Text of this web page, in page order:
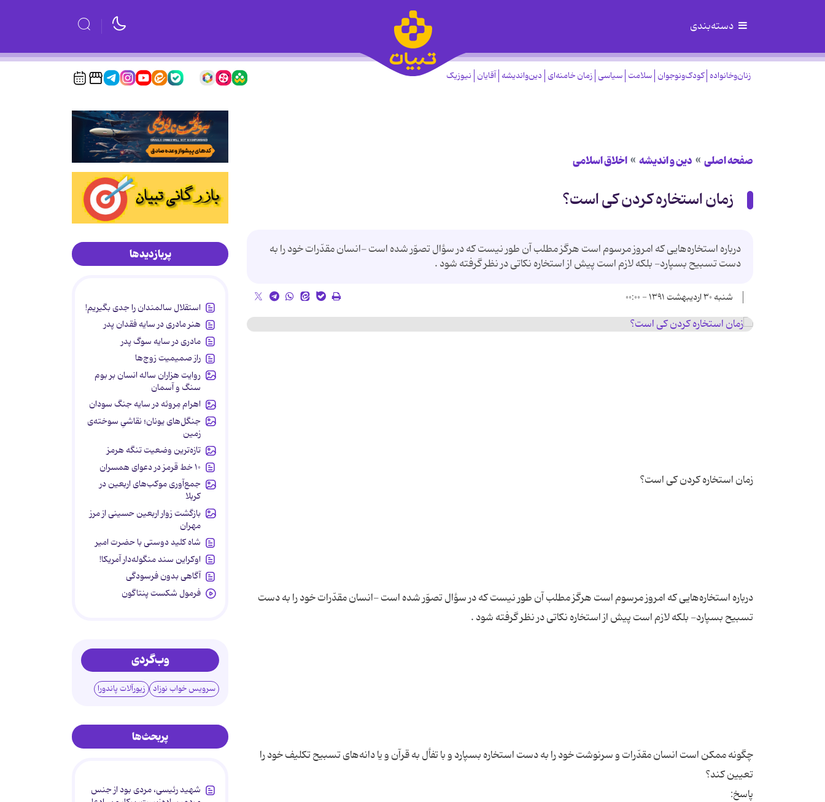
دسته‌بندی
زنان‌وخانواده کودک‌ونوجوان سلامت سیاسی زمان خامنه‌ای دین‌واندیشه آقایان نیوزیک
صفحه اصلی دین و اندیشه اخلاق اسلامی
زمان استخاره کردن کی است؟
درباره استخاره‌هایی که امروز مرسوم است هرگز مطلب آن طور نیست که در سؤال تصوّر شده است -انسان مقدّرات خود را به
دست تسبیح بسپارد- بلکه لازم است پیش از استخاره نکاتی در نظر گرفته شود .
شنبه ۳۰ اردیبهشت ۱۳۹۱ - ۰۰:۰۰
درباره استخاره‌هایی که امروز مرسوم است هرگز مطلب آن طور نیست که در سؤال تصوّر شده است -انسان مقدّرات خود را به دست
چگونه ممکن است انسان مقدّرات و سرنوشت خود را به دست استخاره بسپارد و با تفأل به قرآن و یا دانه‌های تسبیح تکلیف خود را
پربازدیدها
استقلال سالمندان را جدی بگیریم!
هنر مادری در سایه‌ فقدان پدر
مادری در سایه سوگ پدر
راز صمیمیت زوج‌ها
روایت هزاران ساله انسان بر بوم
سنگ و آسمان
اهرام مِروئه در سایه جنگ سودان
جنگل‌های یونان؛ نقاشیِ سوخته‌ی
زمین
تازه‌ترین وضعیت تنگه هرمز
۱۰ خط قرمز در دعوای همسران
جمع‌آوری موکب‌های اربعین در
کربلا
بازگشت زوار اربعین حسینی از مرز
مهران
شاه کلید دوستی با حضرت امیر
اوکراین سند منگوله‌دار آمریکا!
آگاهی بدون فرسودگی
فرمول شکست پنتاگون
وب‌گردی
سرویس خواب نوزاد زیورآلات پاندورا
پربحث‌ها
شهید رئیسی، مردی بود از جنس